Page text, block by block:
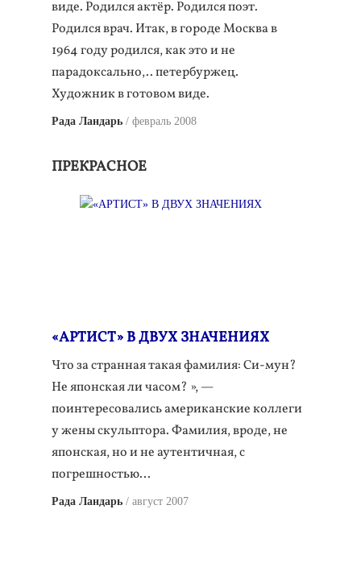
виде. Родился актёр. Родился поэт.
Родился врач. Итак, в городе Москва в
1964 году родился, как это и не
парадоксально,.. петербуржец.
Художник в готовом виде.
Рада Ландарь февраль 2008
ПРЕКРАСНОЕ
«АРТИСТ» В ДВУХ ЗНАЧЕНИЯХ
Что за странная такая фамилия: Си-мун?
Не японская ли часом? », —
поинтересовались американские коллеги
у жены скульптора. Фамилия, вроде, не
японская, но и не аутентичная, с
погрешностью…
Рада Ландарь август 2007